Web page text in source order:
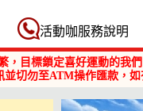
咖 Eventpal
活動咖服務說明
，目標鎖定喜好運動的我
切勿至ATM操作匯款，